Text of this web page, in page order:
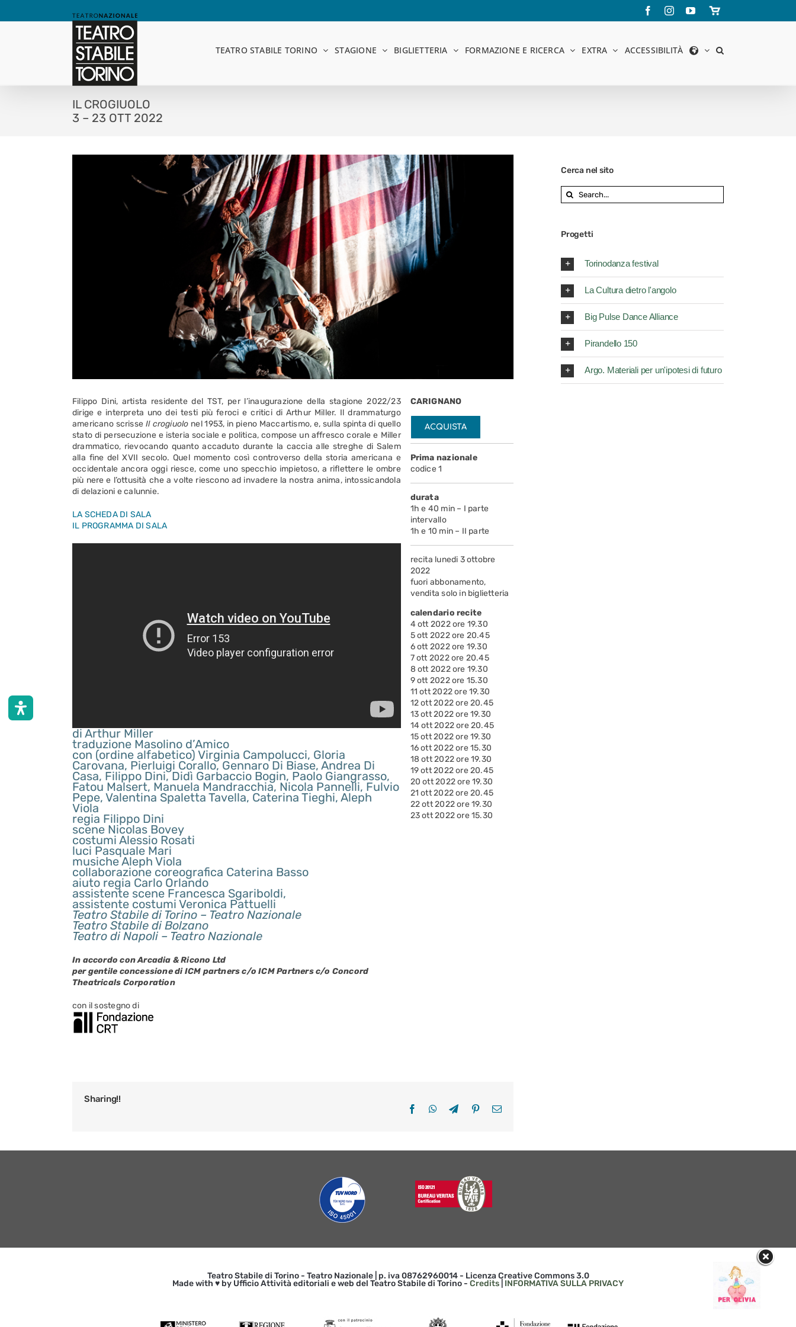
FacebookInstagramYouTube
Store
online
TEATRO STABILE TORINO STAGIONE BIGLIETTERIA FORMAZIONE E RICERCA EXTRA ACCESSIBILITÀ
IL CROGIUOLO
3 – 23 OTT 2022
Filippo Dini, artista residente del TST, per l’inaugurazione della stagione 2022/23
dirige e interpreta uno dei testi più feroci e critici di Arthur Miller. Il drammaturgo
americano scrisse Il crogiuolo nel 1953, in pieno Maccartismo, e, sulla spinta di quello
stato di persecuzione e isteria sociale e politica, compose un affresco corale e Miller
drammatico, rievocando quanto accaduto durante la caccia alle streghe di Salem
alla fine del XVII secolo. Quel momento così controverso della storia americana e
occidentale ancora oggi riesce, come uno specchio impietoso, a riflettere le ombre
più nere e l’ottusità che a volte riescono ad invadere la nostra anima, intossicandola
di delazioni e calunnie.
LA SCHEDA DI SALA
IL PROGRAMMA DI SALA
di Arthur Miller
traduzione Masolino d’Amico
con (ordine alfabetico) Virginia Campolucci, Gloria
Carovana, Pierluigi Corallo, Gennaro Di Biase, Andrea Di
Casa, Filippo Dini, Didì Garbaccio Bogin, Paolo Giangrasso,
Fatou Malsert, Manuela Mandracchia, Nicola Pannelli, Fulvio
Pepe, Valentina Spaletta Tavella, Caterina Tieghi, Aleph
Viola
regia Filippo Dini
scene Nicolas Bovey
costumi Alessio Rosati
luci Pasquale Mari
musiche Aleph Viola
collaborazione coreografica Caterina Basso
aiuto regia Carlo Orlando
assistente scene Francesca Sgariboldi,
assistente costumi Veronica Pattuelli
Teatro Stabile di Torino – Teatro Nazionale
Teatro Stabile di Bolzano
Teatro di Napoli – Teatro Nazionale
In accordo con Arcadia & Ricono Ltd
per gentile concessione di ICM partners c/o ICM Partners c/o Concord
Theatricals Corporation
con il sostegno di
CARIGNANO
ACQUISTA
Prima nazionale
codice 1
durata
1h e 40 min – I parte
intervallo
1h e 10 min – II parte
recita lunedi 3 ottobre
2022
fuori abbonamento,
vendita solo in biglietteria
calendario recite
4 ott 2022 ore 19.30
5 ott 2022 ore 20.45
6 ott 2022 ore 19.30
7 ott 2022 ore 20.45
8 ott 2022 ore 19.30
9 ott 2022 ore 15.30
11 ott 2022 ore 19.30
12 ott 2022 ore 20.45
13 ott 2022 ore 19.30
14 ott 2022 ore 20.45
15 ott 2022 ore 19.30
16 ott 2022 ore 15.30
18 ott 2022 ore 19.30
19 ott 2022 ore 20.45
20 ott 2022 ore 19.30
21 ott 2022 ore 20.45
22 ott 2022 ore 19.30
23 ott 2022 ore 15.30
Sharing!!
FacebookWhatsApp
TelegramPinterestEmail
Cerca nel sito
Search
for:
Progetti
Torinodanza festival
La Cultura dietro l'angolo
Big Pulse Dance Alliance
Pirandello 150
Argo. Materiali per un'ipotesi di futuro
Teatro Stabile di Torino - Teatro Nazionale | p. iva 08762960014 - Licenza Creative Commons 3.0
Made with ♥ by Ufficio Attività editoriali e web del Teatro Stabile di Torino - Credits INFORMATIVA SULLA PRIVACY